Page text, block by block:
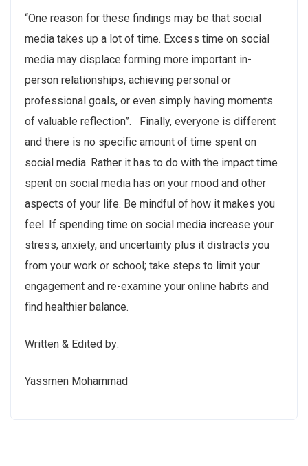
“One reason for these findings may be that social
media takes up a lot of time. Excess time on social
media may displace forming more important in-
person relationships, achieving personal or
professional goals, or even simply having moments
of valuable reflection”. Finally, everyone is different
and there is no specific amount of time spent on
social media. Rather it has to do with the impact time
spent on social media has on your mood and other
aspects of your life. Be mindful of how it makes you
feel. If spending time on social media increase your
stress, anxiety, and uncertainty plus it distracts you
from your work or school; take steps to limit your
engagement and re-examine your online habits and
find healthier balance.
Written & Edited by:
Yassmen Mohammad